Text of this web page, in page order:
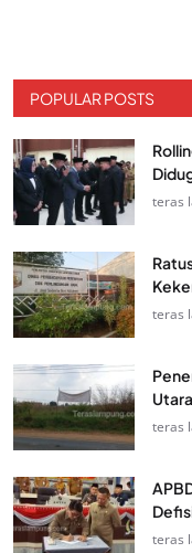
POPULAR POSTS
teras
teras
teras
teras